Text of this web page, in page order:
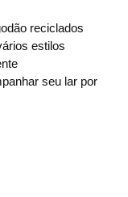
reciclados
estilos
seu lar por